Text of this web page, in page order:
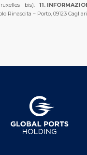
I bis).
11.
Rinascita – Porto, 09123